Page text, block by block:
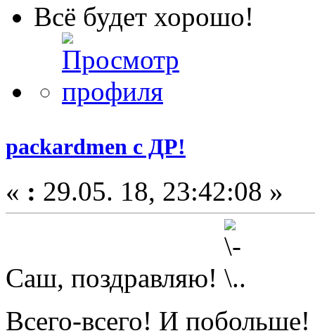
Всё будет хорошо!
packardmen с ДР!
« : 29.05. 18, 23:42:08 »
Саш, поздравляю!
Всего-всего! И